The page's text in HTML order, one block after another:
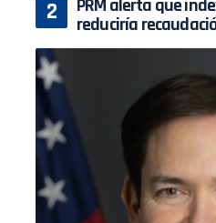
PRM alerta que
reduciría